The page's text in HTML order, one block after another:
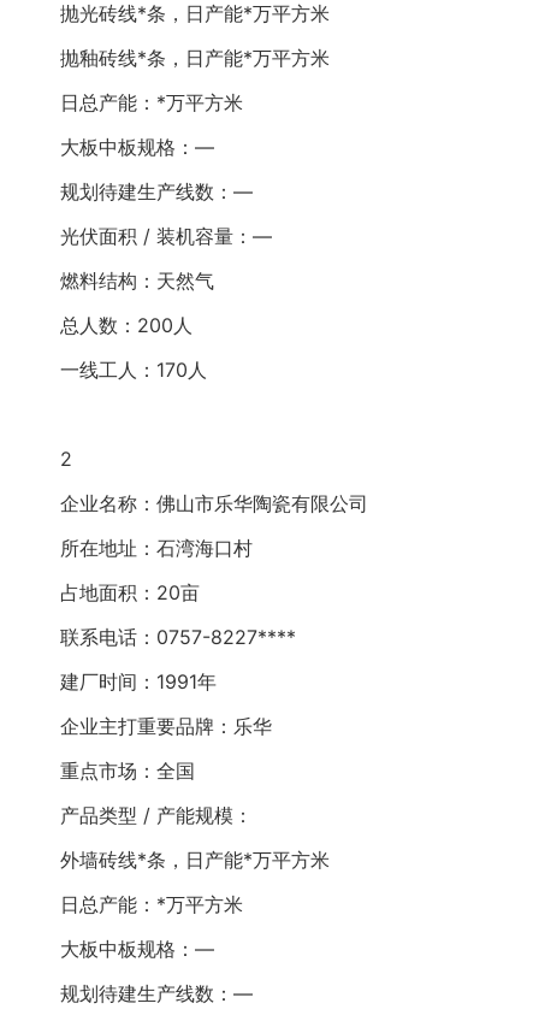
抛光砖线*条，日产能*万平方米
抛釉砖线*条，日产能*万平方米
日总产能：*万平方米
大板中板规格：—
规划待建生产线数：—
光伏面积 / 装机容量：—
燃料结构：天然气
总人数：200人
一线工人：170人
2
企业名称：佛山市乐华陶瓷有限公司
所在地址：石湾海口村
占地面积：20亩
联系电话：0757-8227****
建厂时间：1991年
企业主打重要品牌：乐华
重点市场：全国
产品类型 / 产能规模：
外墙砖线*条，日产能*万平方米
日总产能：*万平方米
大板中板规格：—
规划待建生产线数：—